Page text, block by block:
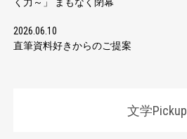
2026.06.10
直筆資料好きからのご提案
文学Pickup